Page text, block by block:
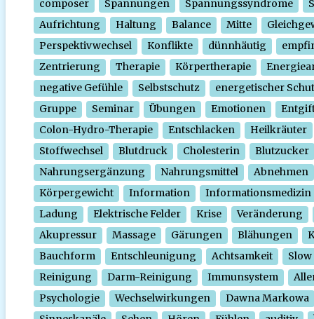
composer Spannungen Spannungssyndrome
Aufrichtung
Haltung Balance Mitte
Perspektivwechsel
Konflikte dünnhäutig
Zentrierung
Therapie Körpertherapie
negative Gefühle
Selbstschutz
energetischer
Gruppe
Seminar Übungen Emotionen
Colon-Hydro-Therapie
Entschlacken
Heilkräuter
Stoffwechsel
Blutdruck Cholesterin
Blutzucker
Nahrungsergänzung
Nahrungsmittel
Abnehmen
Körpergewicht
Information
Informationsmedizin
Ladung
Elektrische Felder Krise
Veränderung
Akupressur
Massage Gärungen Blähungen
Bauchform
Entschleunigung Achtsamkeit
Slow
Reinigung
Darm-Reinigung Immunsystem
Psychologie
Wechselwirkungen
Dawna Markowa